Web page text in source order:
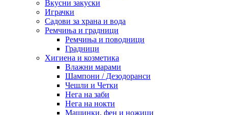
Вкусни закуски
Играчки
Садови за храна и вода
Ремчиња и градници
Ремчиња и поводници
Градници
Хигиена и козметика
Влажни марами
Шампони / Дезодоранси
Чешли и Четки
Нега на заби
Нега на нокти
Машинки, фен и ножици